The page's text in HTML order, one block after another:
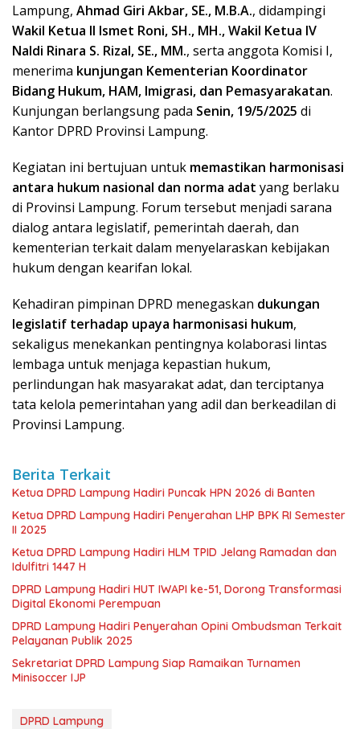
Lampung, Ahmad Giri Akbar, SE., M.B.A., didampingi
Wakil Ketua II Ismet Roni, SH., MH., Wakil Ketua IV
Naldi Rinara S. Rizal, SE., MM., serta anggota Komisi I,
menerima kunjungan Kementerian Koordinator
Bidang Hukum, HAM, Imigrasi, dan Pemasyarakatan.
Kunjungan berlangsung pada Senin, 19/5/2025 di
Kantor DPRD Provinsi Lampung.
Kegiatan ini bertujuan untuk memastikan harmonisasi
antara hukum nasional dan norma adat yang berlaku
di Provinsi Lampung. Forum tersebut menjadi sarana
dialog antara legislatif, pemerintah daerah, dan
kementerian terkait dalam menyelaraskan kebijakan
hukum dengan kearifan lokal.
Kehadiran pimpinan DPRD menegaskan dukungan
legislatif terhadap upaya harmonisasi hukum,
sekaligus menekankan pentingnya kolaborasi lintas
lembaga untuk menjaga kepastian hukum,
perlindungan hak masyarakat adat, dan terciptanya
tata kelola pemerintahan yang adil dan berkeadilan di
Provinsi Lampung.
Berita Terkait
Ketua DPRD Lampung Hadiri Puncak HPN 2026 di Banten
Ketua DPRD Lampung Hadiri Penyerahan LHP BPK RI Semester
II 2025
Ketua DPRD Lampung Hadiri HLM TPID Jelang Ramadan dan
Idulfitri 1447 H
DPRD Lampung Hadiri HUT IWAPI ke-51, Dorong Transformasi
Digital Ekonomi Perempuan
DPRD Lampung Hadiri Penyerahan Opini Ombudsman Terkait
Pelayanan Publik 2025
Sekretariat DPRD Lampung Siap Ramaikan Turnamen
Minisoccer IJP
DPRD Lampung